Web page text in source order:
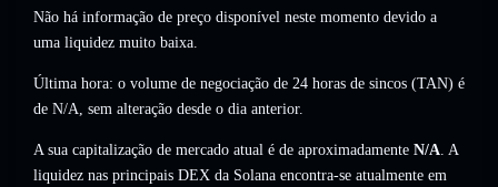
Não há informação de preço disponível neste momento devido a
uma liquidez muito baixa.
Última hora: o volume de negociação de 24 horas de sincos (TAN) é
de N/A, sem alteração desde o dia anterior.
A sua capitalização de mercado atual é de aproximadamente N/A. A
liquidez nas principais DEX da Solana encontra-se atualmente em